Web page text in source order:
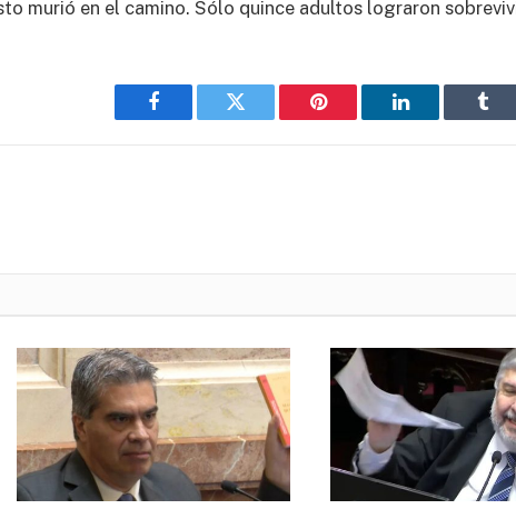
murió en el camino. Sólo quince adultos lograron
Facebook Twitter Pinterest LinkedIn